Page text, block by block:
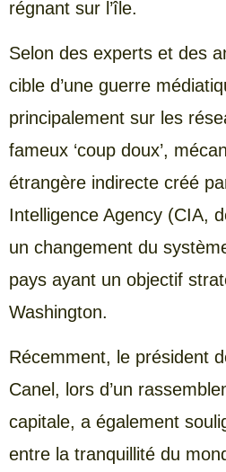
régnant sur l’île.
Selon des experts et des
cible d’une guerre
principalement sur les
fameux ‘coup doux’,
étrangère indirecte créé
Intelligence Agency (CIA,
un changement du
pays ayant un objectif
Washington.
Récemment, le président
Canel, lors d’un
capitale, a également
entre la tranquillité du